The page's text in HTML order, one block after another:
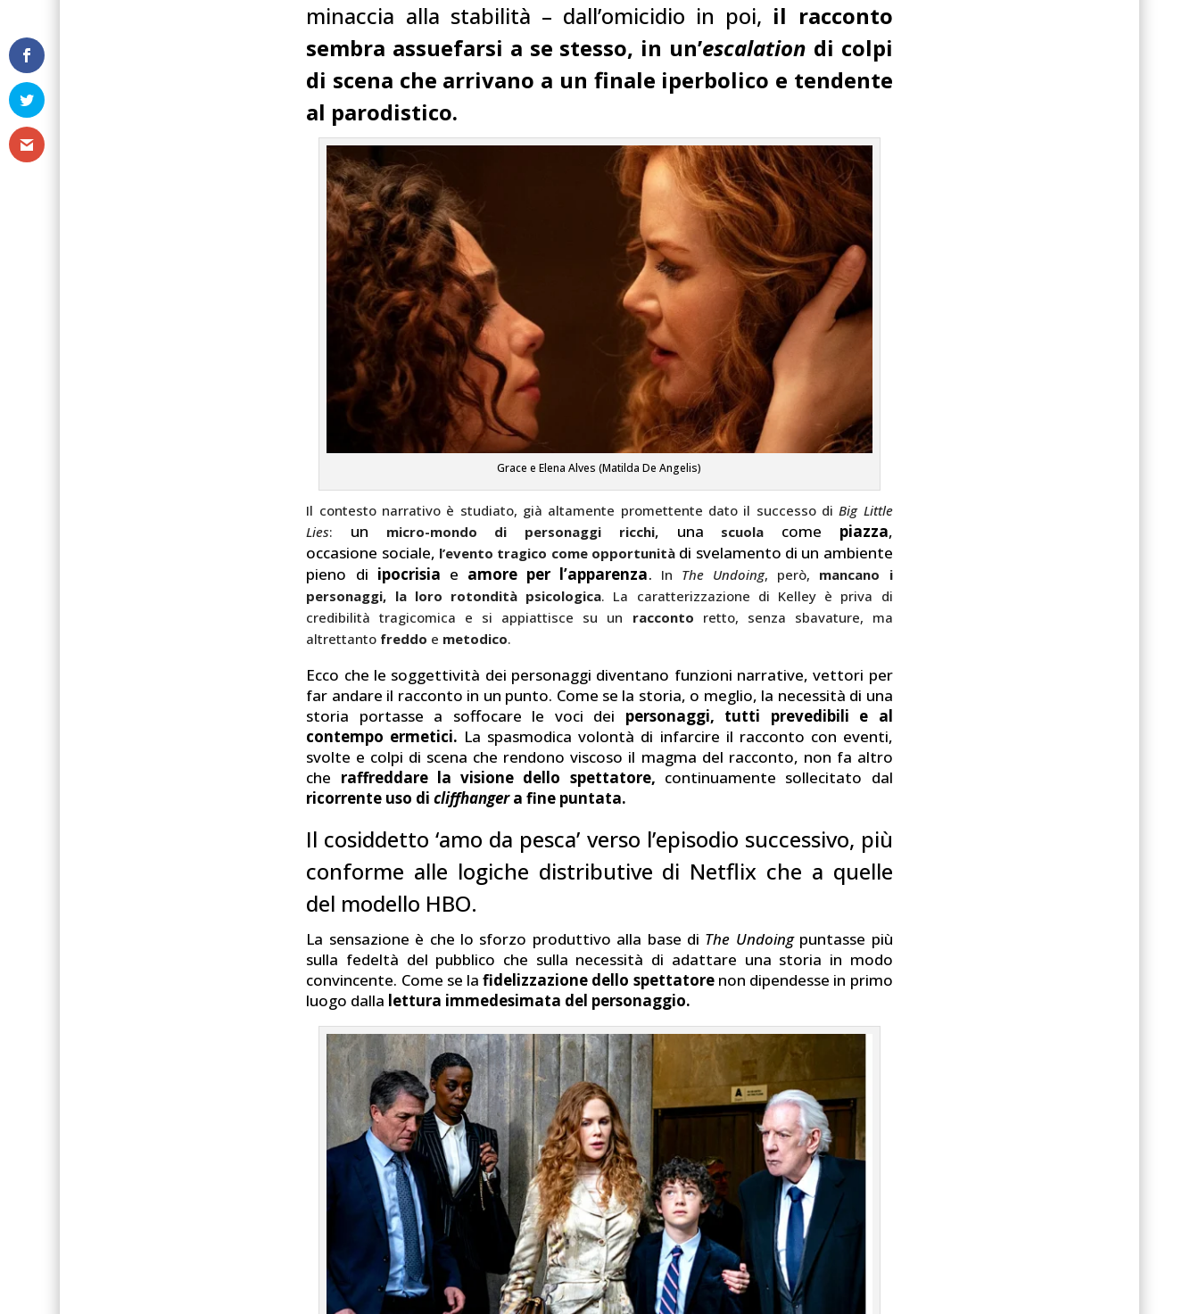
minaccia alla stabilità – dall’omicidio in poi, il racconto
sembra assuefarsi a se stesso, in un’escalation di colpi
di scena che arrivano a un finale iperbolico e tendente
al parodistico.
Grace e Elena Alves (Matilda De Angelis)
Il contesto narrativo è studiato, già altamente promettente dato il successo di Big Little
Lies: un micro-mondo di personaggi ricchi, una scuola come piazza,
occasione sociale, l’evento tragico come opportunità di svelamento di un ambiente
pieno di ipocrisia e amore per l’apparenza. In The Undoing, però, mancano i
personaggi, la loro rotondità psicologica. La caratterizzazione di Kelley è priva di
credibilità tragicomica e si appiattisce su un racconto retto, senza sbavature, ma
altrettanto freddo e metodico.
Ecco che le soggettività dei personaggi diventano funzioni narrative, vettori per
far andare il racconto in un punto. Come se la storia, o meglio, la necessità di una
storia portasse a soffocare le voci dei personaggi, tutti prevedibili e al
contempo ermetici. La spasmodica volontà di infarcire il racconto con eventi,
svolte e colpi di scena che rendono viscoso il magma del racconto, non fa altro
che raffreddare la visione dello spettatore, continuamente sollecitato dal
ricorrente uso dicliffhangera fine puntata.
Il cosiddetto ‘amo da pesca’ verso l’episodio successivo, più
conforme alle logiche distributive di Netflix che a quelle
del modello HBO.
La sensazione è che lo sforzo produttivo alla base di The Undoingpuntasse più
sulla fedeltà del pubblico che sulla necessità di adattare una storia in modo
convincente. Come se lafidelizzazione dello spettatore non dipendesse in primo
luogo dalla lettura immedesimata del personaggio.